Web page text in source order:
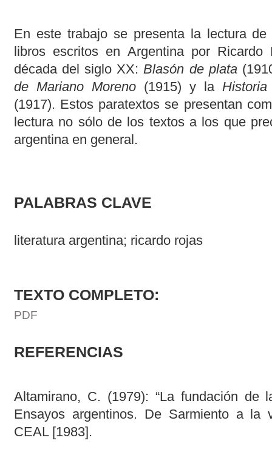
En este trabajo se presenta la lectura
libros escritos en Argentina por
década del siglo XX:Blasón de plata
de Mariano Moreno (1915) y la
(1917). Estos paratextos se presentan
lectura no sólo de los textos a los que
argentina en general.
PALABRAS CLAVE
literatura argentina; ricardo rojas
TEXTO COMPLETO:
PDF
REFERENCIAS
Altamirano, C. (1979): “La fundación de
Ensayos argentinos. De Sarmiento a la
CEAL [1983].